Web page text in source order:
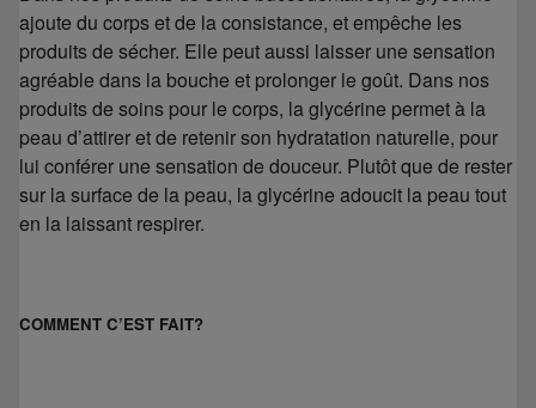
ajoute du corps et de la consistance, et empêche les
produits de sécher. Elle peut aussi laisser une sensation
agréable dans la bouche et prolonger le goût. Dans nos
produits de soins pour le corps, la glycérine permet à la
peau d’attirer et de retenir son hydratation naturelle, pour
lui conférer une sensation de douceur. Plutôt que de rester
sur la surface de la peau, la glycérine adoucit la peau tout
en la laissant respirer.
COMMENT C’EST FAIT?